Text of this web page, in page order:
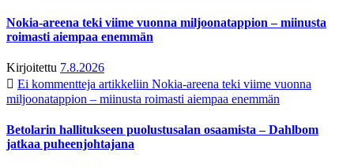
Nokia-areena teki viime vuonna miljoonatappion – miinusta
roimasti aiempaa enemmän
Kirjoitettu 7.8.2026
Ei kommentteja artikkeliin Nokia-areena teki viime vuonna
miljoonatappion – miinusta roimasti aiempaa enemmän
Betolarin hallitukseen puolustusalan osaamista – Dahlbom
jatkaa puheenjohtajana